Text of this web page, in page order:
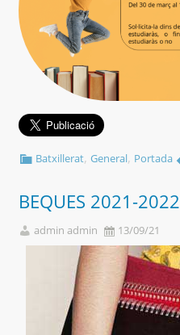
Batxillerat,General, Portada
BEQUES 2021-2022
admin admin 13/09/21